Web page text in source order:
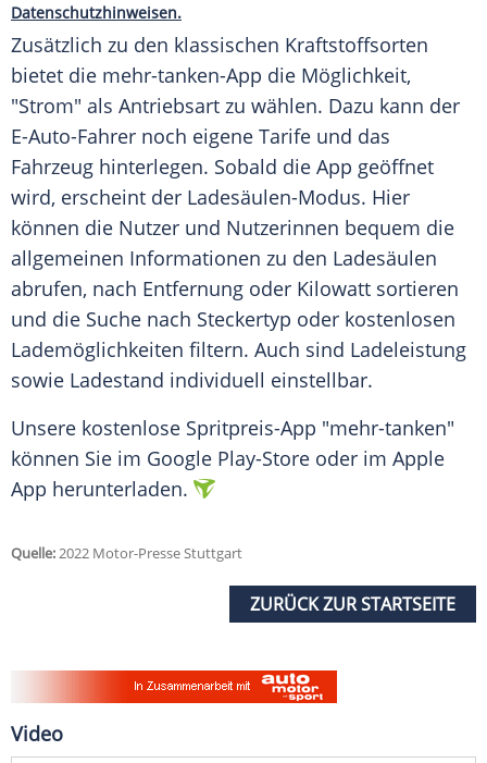
Datenschutzhinweisen.
Zusätzlich zu den klassischen Kraftstoffsorten
bietet die mehr-tanken-App die Möglichkeit,
"Strom" als Antriebsart zu wählen. Dazu kann der
E-Auto-Fahrer noch eigene Tarife und das
Fahrzeug hinterlegen. Sobald die App geöffnet
wird, erscheint der Ladesäulen-Modus. Hier
können die Nutzer und Nutzerinnen bequem die
allgemeinen Informationen zu den Ladesäulen
abrufen, nach Entfernung oder Kilowatt sortieren
und die Suche nach Steckertyp oder kostenlosen
Lademöglichkeiten filtern. Auch sind Ladeleistung
sowie Ladestand individuell einstellbar.
Unsere kostenlose Spritpreis-App "mehr-tanken"
können Sie im Google Play-Store oder im Apple
App herunterladen.
Quelle:2022 Motor-Presse Stuttgart
ZURÜCK ZUR STARTSEITE
Video